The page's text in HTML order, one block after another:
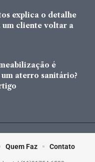
explica o detalhe
cliente voltar a
é
aterro sanitário?
Quem Faz Contato